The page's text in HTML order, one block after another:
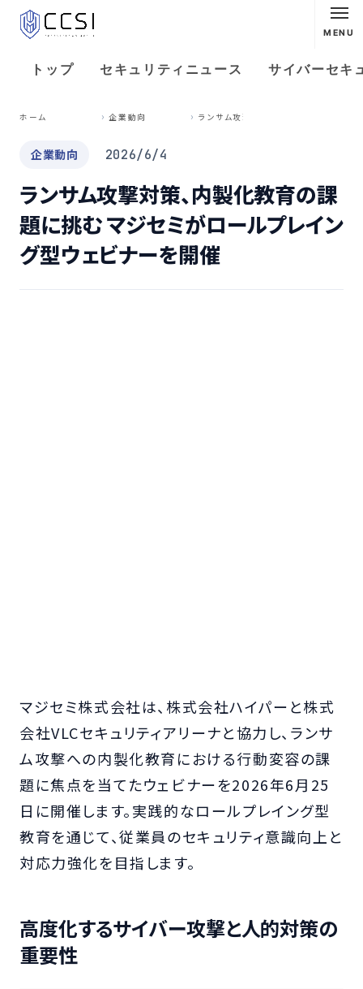
MENU
トップ セキュリティニュース サイバーセキ
ホーム 企業動向
企業動向 2026/6/4
ランサム攻撃対策、内製化教育の課
題に挑む マジセミがロールプレイン
グ型ウェビナーを開催
マジセミ株式会社は、株式会社ハイパーと株式
会社VLCセキュリティアリーナと協力し、ランサ
ム攻撃への内製化教育における行動変容の課
題に焦点を当てたウェビナーを2026年6月25
日に開催します。実践的なロールプレイング型
教育を通じて、従業員のセキュリティ意識向上と
対応力強化を目指します。
高度化するサイバー攻撃と人的対策の
重要性